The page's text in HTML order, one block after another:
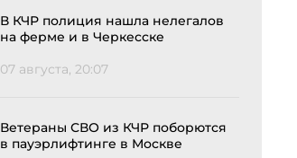
В КЧР полиция нашла нелегалов
на ферме и в Черкесске
07 августа, 20:07
Ветераны СВО из КЧР поборются
в пауэрлифтинге в Москве